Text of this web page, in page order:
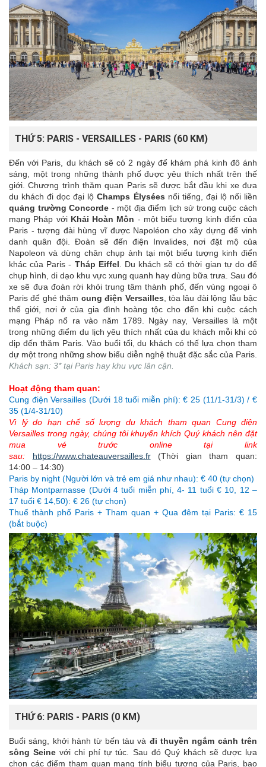
THỨ 5: PARIS - VERSAILLES - PARIS (60 KM)
Đến với Paris, du khách sẽ có 2 ngày để khám phá kinh đô ánh
sáng, một trong những thành phố được yêu thích nhất trên thế
giới. Chương trình thăm quan Paris sẽ được bắt đầu khi xe đưa
du khách đi dọc đại lộChamps Élysées nổi tiếng, đại lộ nối liền
quảng trường Concorde - một địa điểm lịch sử trong cuộc cách
mạng Pháp với Khải Hoàn Môn - một biểu tượng kinh điển của
Paris - tượng đài hùng vĩ được Napoléon cho xây dựng để vinh
danh quân đội. Đoàn sẽ đến điện Invalides, nơi đặt mộ của
Napoleon và dừng chân chụp ảnh tại một biểu tượng kinh điển
khác của Paris - Tháp Eiffel . Du khách sẽ có thời gian tự do để
chụp hình, di dạo khu vực xung quanh hay dùng bữa trưa. Sau đó
xe sẽ đưa đoàn rời khỏi trung tâm thành phố, đến vùng ngoại ô
Paris để ghé thăm cung điện Versailles , tòa lâu đài lộng lẫu bậc
thế giới, nơi ở của gia đình hoàng tộc cho đến khi cuộc cách
mạng Pháp nổ ra vào năm 1789. Ngày nay, Versailles là một
trong những điểm du lịch yêu thích nhất của du khách mỗi khi có
dịp đến thăm Paris. Vào buổi tối, du khách có thế lựa chọn tham
dự một trong những show biểu diễn nghệ thuật đặc sắc của Paris.
Khách sạn: 3* tại Paris hay khu vực lân cận.
Hoạt động tham quan:
Cung điện Versailles (Dưới 18 tuổi miễn phí): € 25 (11/1-31/3) / €
35 (1/4-31/10)
Vì lý do hạn chế số lượng du khách tham quan Cung điện
Versailles trong ngày, chúng tôi khuyến khích Quý khách nên đặt
mua vé trước online tại link
sau: https://www.chateauversailles.fr(Thời gian tham quan:
14:00 – 14:30)
Paris by night (Người lớn và trẻ em giá như nhau): € 40 (tự chọn)
Tháp Montparnasse (Dưới 4 tuổi miễn phí, 4- 11 tuổi € 10, 12 –
17 tuổi € 14,50): € 26 (tự chọn)
Thuế thành phố Paris + Tham quan + Qua đêm tại Paris: € 15
(bắt buộc)
THỨ 6: PARIS - PARIS (0 KM)
Buổi sáng, khởi hành từ bến tàu và đi thuyền ngắm cảnh trên
sông Seine với chi phí tự túc. Sau đó Quý khách sẽ được lựa
chọn các điểm tham quan mang tính biểu tượng của Paris, bao